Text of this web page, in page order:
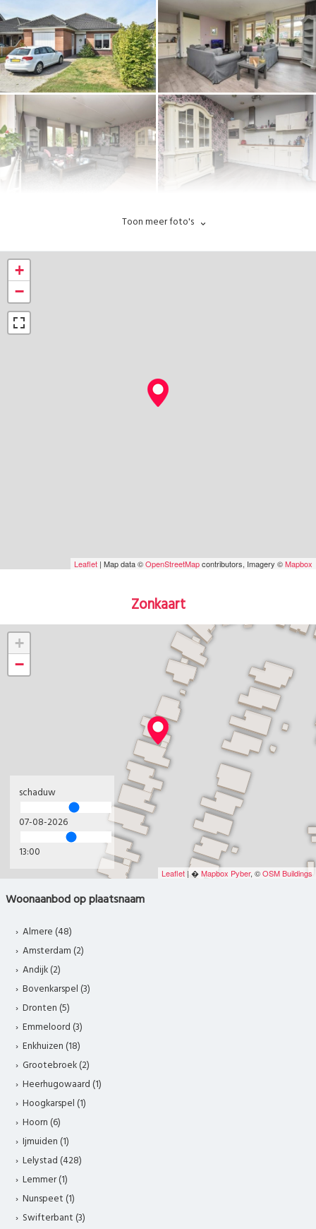
Toon meer foto's
+
−
Leaflet | Map data ©OpenStreetMapcontributors, Imagery ©Mapbox
Zonkaart
+
−
Leaflet | �Mapbox Pyber, ©OSM Buildings
schaduw
07-08-2026
13:00
Woonaanbod op plaatsnaam
Almere (48)
Amsterdam (2)
Andijk (2)
Bovenkarspel (3)
Dronten (5)
Emmeloord (3)
Enkhuizen (18)
Grootebroek (2)
Heerhugowaard (1)
Hoogkarspel (1)
Hoorn (6)
Ijmuiden (1)
Lelystad (428)
Lemmer (1)
Nunspeet (1)
Swifterbant (3)